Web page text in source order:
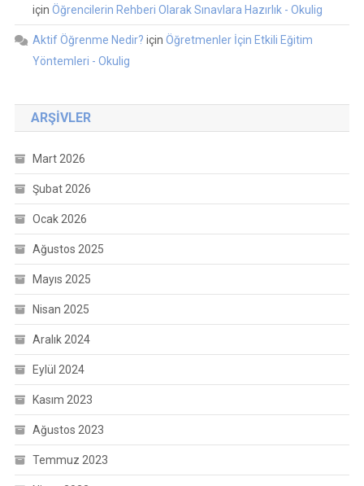
için Öğrencilerin Rehberi Olarak Sınavlara Hazırlık - Okulig
Aktif Öğrenme Nedir? için Öğretmenler İçin Etkili Eğitim
Yöntemleri - Okulig
ARŞIVLER
Mart 2026
Şubat 2026
Ocak 2026
Ağustos 2025
Mayıs 2025
Nisan 2025
Aralık 2024
Eylül 2024
Kasım 2023
Ağustos 2023
Temmuz 2023